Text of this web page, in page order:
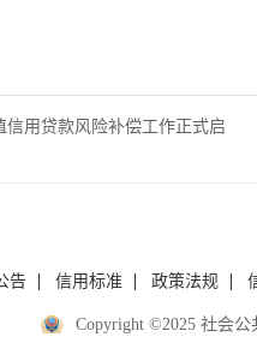
用贷款风险补偿工作正式启
告 信用标准 政策法规
Copyright ©2025 社会